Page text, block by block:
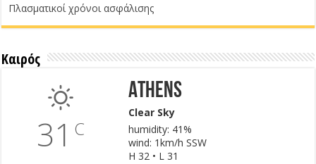
Πλασματικοί χρόνοι ασφάλισης
Καιρός
31 C
Athens
Clear Sky
humidity: 41%
wind: 1km/h SSW
H 32 • L 31